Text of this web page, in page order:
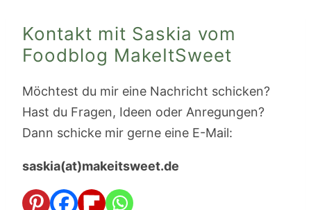
Kontakt mit Saskia vom
Foodblog MakeItSweet
Möchtest du mir eine Nachricht schicken?
Hast du Fragen, Ideen oder Anregungen?
Dann schicke mir gerne eine E-Mail:
saskia(at)makeitsweet.de